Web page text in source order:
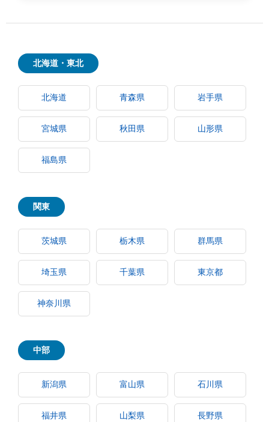
北海道・東北
北海道 青森県 岩手県
宮城県 秋田県 山形県
福島県
関東
茨城県 栃木県 群馬県
埼玉県 千葉県 東京都
神奈川県
中部
新潟県 富山県 石川県
福井県 山梨県 長野県